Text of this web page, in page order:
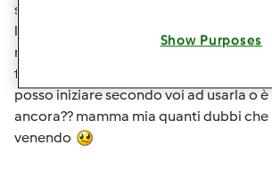
sembra bella gonfia come quando si fa
la pizza. Ieri ho guardato più o meno in
raddoppiava e ci mette circa 3-4 ore ma
faceva più caldo .... boh. non so come
posso iniziare secondo voi ad usarla o
ancora?? mamma mia quanti dubbi che
venendo
Show Purposes